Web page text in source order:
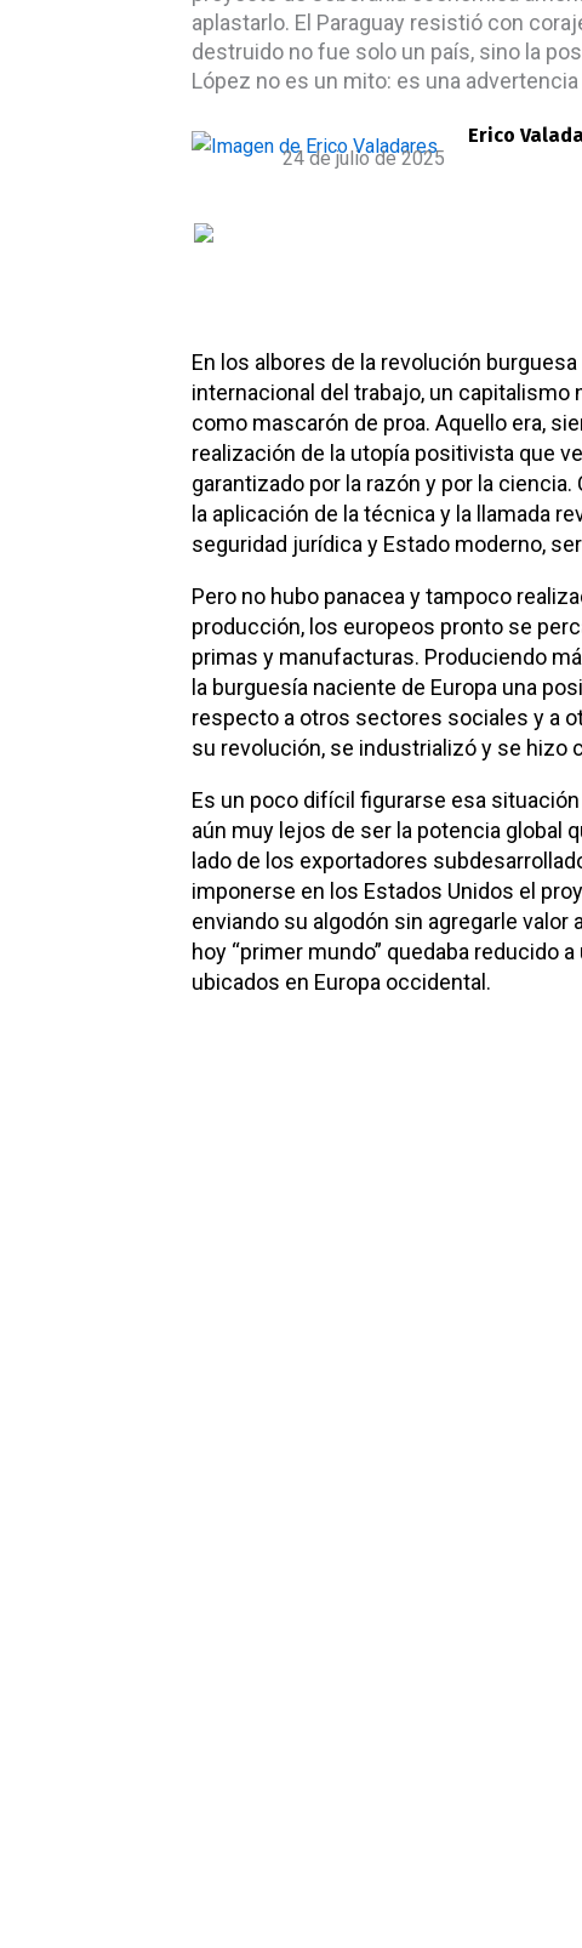
aplastarlo. El Paraguay resistió con
destruido no fue solo un país, sino la
López no es un mito: es una
Erico
24 de julio de 2025
En los albores de la revolución
internacional del trabajo, un capitalismo
como mascarón de proa. Aquello era,
realización de la utopía positivista que
garantizado por la razón y por la
la aplicación de la técnica y la llamada
seguridad jurídica y Estado moderno,
Pero no hubo panacea y tampoco
producción, los europeos pronto se
primas y manufacturas. Produciendo
la burguesía naciente de Europa una
respecto a otros sectores sociales y a
su revolución, se industrializó y se hizo
Es un poco difícil figurarse esa
aún muy lejos de ser la potencia global
lado de los exportadores
imponerse en los Estados Unidos el
enviando su algodón sin agregarle valor
hoy “primer mundo” quedaba reducido
ubicados en Europa occidental.